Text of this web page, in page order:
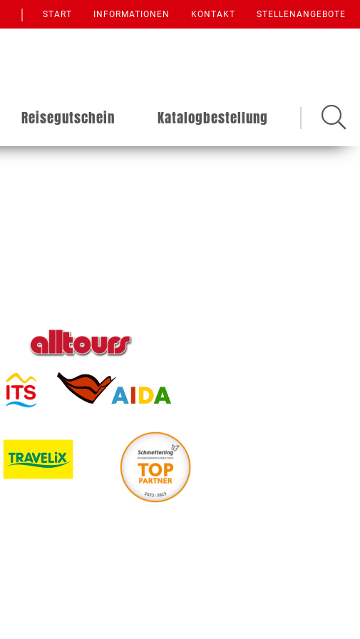
START INFORMATIONEN KONTAKT STELLENANGEBOTE
Reisegutschein Katalogbestellung